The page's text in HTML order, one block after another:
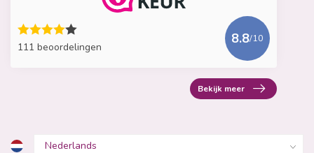
111 beoordelingen
8.8/10
Bekijk meer